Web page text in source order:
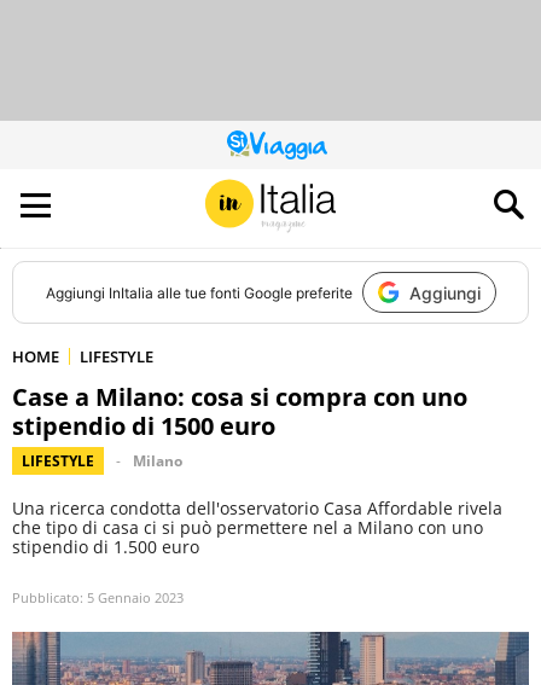
QUESTO
SITO
CONTRIBUISCE
ALL’AUDIENCE
DI
Aggiungi InItalia alle tue fonti Google preferite Aggiungi
HOME LIFESTYLE
Case a Milano: cosa si compra con uno
stipendio di 1500 euro
LIFESTYLE Milano
Una ricerca condotta dell'osservatorio Casa Affordable rivela
che tipo di casa ci si può permettere nel a Milano con uno
stipendio di 1.500 euro
Pubblicato: 5 Gennaio 2023